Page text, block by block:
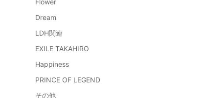
Flower
Dream
LDH関連
EXILE TAKAHIRO
Happiness
PRINCE OF LEGEND
その他